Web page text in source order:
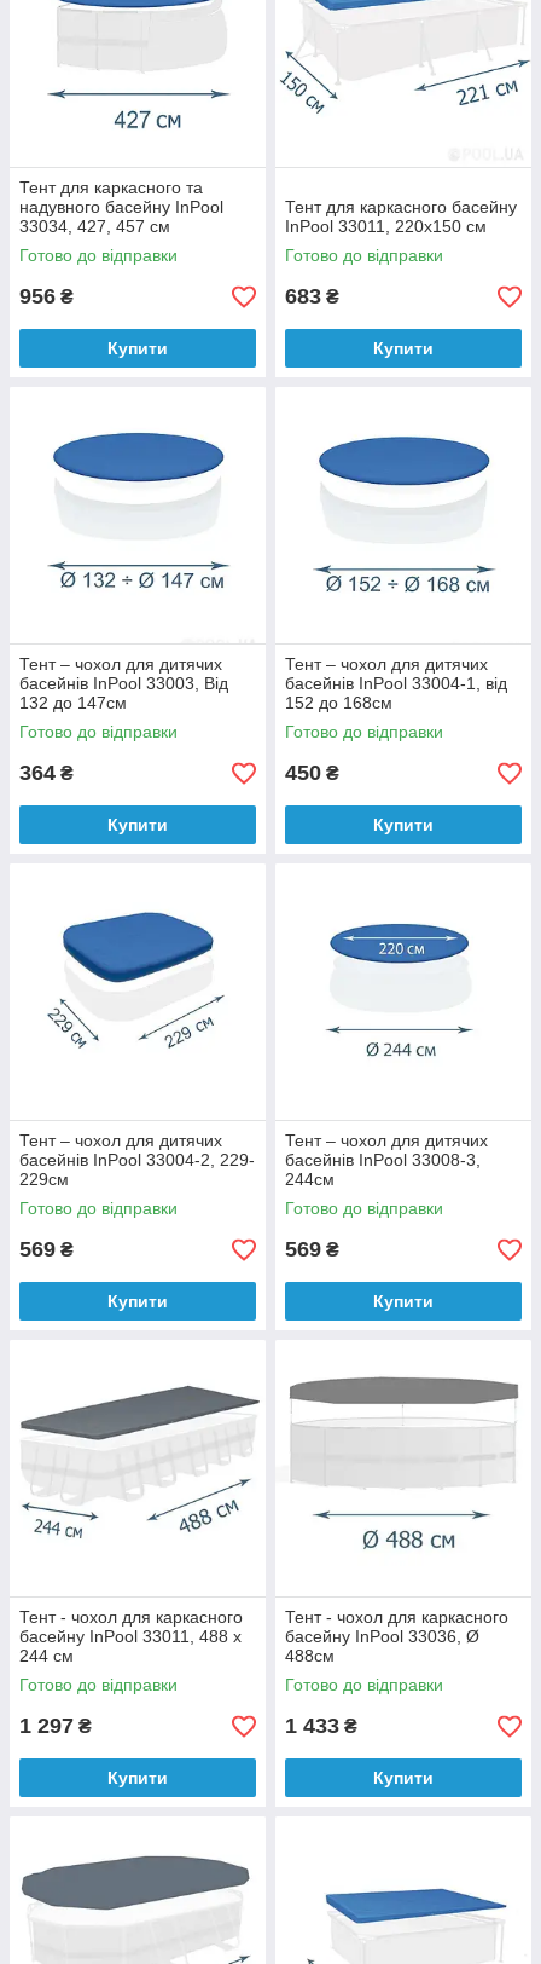
Тент для каркасного та
надувного басейну InPool
33034, 427, 457 см
Готово до відправки
956 ₴
Купити
Тент для каркасного басейну
InPool 33011, 220x150 см
Готово до відправки
683 ₴
Купити
Тент – чохол для дитячих
басейнів InPool 33003, Від
132 до 147см
Готово до відправки
364 ₴
Купити
Тент – чохол для дитячих
басейнів InPool 33004-1, від
152 до 168см
Готово до відправки
450 ₴
Купити
Тент – чохол для дитячих
басейнів InPool 33004-2, 229-
229см
Готово до відправки
569 ₴
Купити
Тент – чохол для дитячих
басейнів InPool 33008-3,
244см
Готово до відправки
569 ₴
Купити
Тент - чохол для каркасного
басейну InPool 33011, 488 х
244 см
Готово до відправки
1 297 ₴
Купити
Тент - чохол для каркасного
басейну InPool 33036, Ø
488см
Готово до відправки
1 433 ₴
Купити